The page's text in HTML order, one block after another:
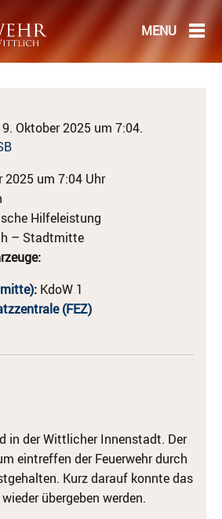
Oktober 2025 um 7:04.
2025 um 7:04 Uhr
Hilfeleistung
– Stadtmitte
: KdoW 1
(FEZ)
in der Wittlicher Innenstadt. Der
eintreffen der Feuerwehr durch
Kurz darauf konnte das
übergeben werden.